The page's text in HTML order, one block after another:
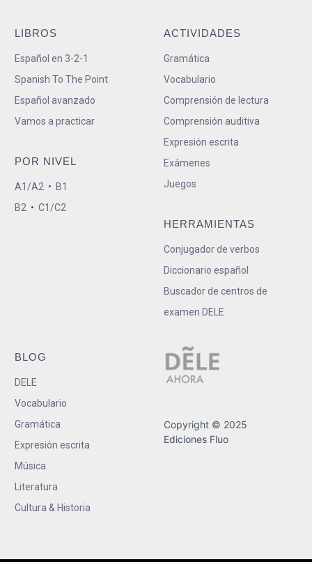
LIBROS
Español en 3-2-1
Spanish To The Point
Español avanzado
Vamos a practicar
POR NIVEL
A1/A2 • B1
B2 • C1/C2
ACTIVIDADES
Gramática
Vocabulario
Comprensión de lectura
Comprensión auditiva
Expresión escrita
Exámenes
Juegos
HERRAMIENTAS
Conjugador de verbos
Diccionario español
Buscador de centros de
examen DELE
BLOG
DELE
Vocabulario
Gramática
Expresión escrita
Música
Literatura
Cultura & Historia
Copyright © 2025
Ediciones Fluo